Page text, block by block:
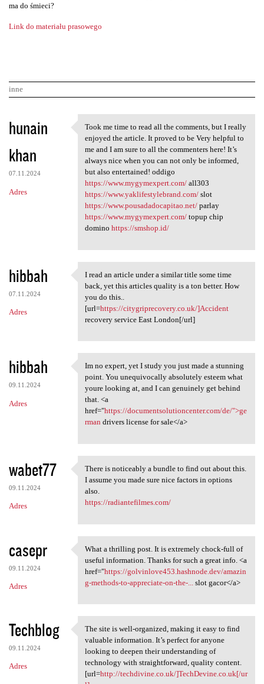
ma do śmieci?
Link do materiału prasowego
inne
K
o
m
e
n
e
hunain
khan
07.11.2024
Adres
Took me time to read all the
Took me time to read all the comments, but I really
enjoyed the article. It proved to be Very helpful to
me and I am sure to all the commenters here! It’s
always nice when you can not only be informed,
but also entertained! oddigo
https://www.mygymexpert.com/all303
https://www.yaklifestylebrand.com/slot
https://www.pousadadocapitao.net/parlay
https://www.mygymexpert.com/topup chip
domino https://smshop.id/
hibbah
07.11.2024
Adres
I read an article under a
I read an article under a similar title some time
back, yet this articles quality is a ton better. How
you do this..
[url=https://citygriprecovery.co.uk/]Accident
recovery service East London[/url]
hibbah
09.11.2024
Adres
Im no expert, yet I study you
Im no expert, yet I study you just made a stunning
point. You unequivocally absolutely esteem what
youre looking at, and I can genuinely get behind
that. <a
href="https://documentsolutioncenter.com/de/">ge
rman drivers license for sale</a>
wabet77
09.11.2024
Adres
There is noticeably a bundle
There is noticeably a bundle to find out about this.
I assume you made sure nice factors in options
also.
https://radiantefilmes.com/
casepr
09.11.2024
Adres
What a thrilling post. It is
What a thrilling post. It is extremely chock-full of
useful information. Thanks for such a great info. <a
href="https://golvinlove453.hashnode.dev/amazin
g-methods-to-appreciate-on-the-...
slot gacor</a>
Techblog
09.11.2024
Adres
The site is well-organized,
The site is well-organized, making it easy to find
valuable information. It’s perfect for anyone
looking to deepen their understanding of
technology with straightforward, quality content.
[url=http://techdivine.co.uk/]TechDevine.co.uk[/ur